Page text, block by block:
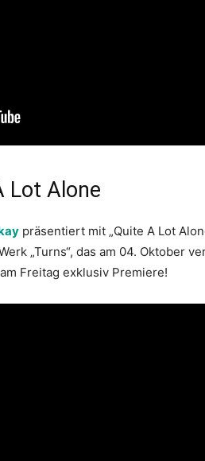
Lot Alone
präsentiert mit „Quite A Lot
„Turns“, das am 04. Oktober
Freitag exklusiv Premiere!